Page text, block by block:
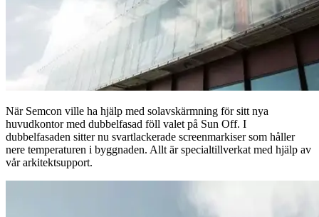
När Semcon ville ha hjälp med solavskärmning för sitt nya
huvudkontor med dubbelfasad föll valet på Sun Off. I
dubbelfasaden sitter nu svartlackerade screenmarkiser som håller
nere temperaturen i byggnaden. Allt är specialtillverkat med hjälp av
vår arkitektsupport.